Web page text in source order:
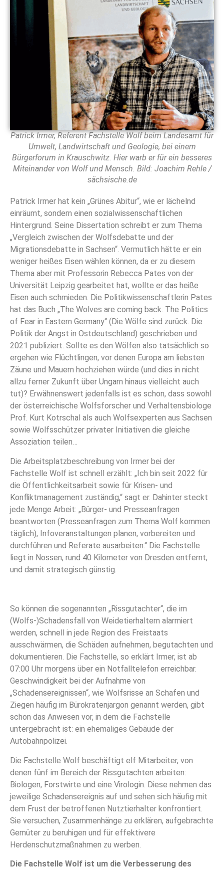
Patrick Irmer, Referent Fachstelle Wolf beim Landesamt für
Umwelt, Landwirtschaft und Geologie, bei einem
Bürgerforum in Krauschwitz. Hier warb er für ein besseres
Miteinander von Wolf und Mensch. Bild: Joachim Rehle /
sächsische.de
Patrick Irmer hat kein „Grünes Abitur“, wie er lächelnd
einräumt, sondern einen sozialwissenschaftlichen
Hintergrund. Seine Dissertation schreibt er zum Thema
„Vergleich zwischen der Wolfsdebatte und der
Migrationsdebatte in Sachsen“. Vermutlich hätte er ein
weniger heißes Eisen wählen können, da er zu diesem
Thema aber mit Professorin Rebecca Pates von der
Universität Leipzig gearbeitet hat, wollte er das heiße
Eisen auch schmieden. Die Politikwissenschaftlerin Pates
hat das Buch „The Wolves are coming back. The Politics
of Fear in Eastern Germany“ (Die Wölfe sind zurück. Die
Politik der Angst in Ostdeutschland) geschrieben und
2021 publiziert. Sollte es den Wölfen also tatsächlich so
ergehen wie Flüchtlingen, vor denen Europa am liebsten
Zäune und Mauern hochziehen würde (und dies in nicht
allzu ferner Zukunft über Ungarn hinaus vielleicht auch
tut)? Erwähnenswert jedenfalls ist es schon, dass sowohl
der österreichische Wolfsforscher und Verhaltensbiologe
Prof. Kurt Kotrschal als auch Wolfsexperten aus Sachsen
sowie Wolfsschützer privater Initiativen die gleiche
Assoziation teilen…
Die Arbeitsplatzbeschreibung von Irmer bei der
Fachstelle Wolf ist schnell erzählt: „Ich bin seit 2022 für
die Öffentlichkeitsarbeit sowie für Krisen- und
Konfliktmanagement zuständig,“ sagt er. Dahinter steckt
jede Menge Arbeit: „Bürger- und Presseanfragen
beantworten (Presseanfragen zum Thema Wolf kommen
täglich), Infoveranstaltungen planen, vorbereiten und
durchführen und Referate ausarbeiten.“ Die Fachstelle
liegt in Nossen, rund 40 Kilometer von Dresden entfernt,
und damit strategisch günstig.
So können die sogenannten „Rissgutachter“, die im
(Wolfs-)Schadensfall von Weidetierhaltern alarmiert
werden, schnell in jede Region des Freistaats
ausschwärmen, die Schäden aufnehmen, begutachten und
dokumentieren. Die Fachstelle, so erklärt Irmer, ist ab
07:00 Uhr morgens über ein Notfalltelefon erreichbar.
Geschwindigkeit bei der Aufnahme von
„Schadensereignissen“, wie Wolfsrisse an Schafen und
Ziegen häufig im Bürokratenjargon genannt werden, gibt
schon das Anwesen vor, in dem die Fachstelle
untergebracht ist: ein ehemaliges Gebäude der
Autobahnpolizei.
Die Fachstelle Wolf beschäftigt elf Mitarbeiter, von
denen fünf im Bereich der Rissgutachten arbeiten:
Biologen, Forstwirte und eine Virologin. Diese nehmen das
jeweilige Schadensereignis auf und sehen sich häufig mit
dem Frust der betroffenen Nutztierhalter konfrontiert.
Sie versuchen, Zusammenhänge zu erklären, aufgebrachte
Gemüter zu beruhigen und für effektivere
Herdenschutzmaßnahmen zu werben.
Die Fachstelle Wolf ist um die Verbesserung des